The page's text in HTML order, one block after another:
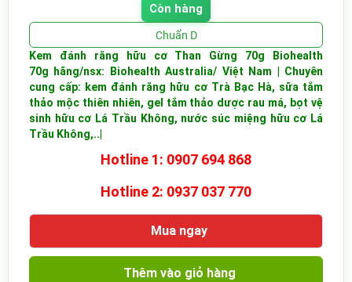
Còn hàng
Chuẩn D
Kem đánh răng hữu cơ Than Gừng 70g Biohealth
70g hãng/nsx: Biohealth Australia/ Việt Nam | Chuyên
cung cấp: kem đánh răng hữu cơ Trà Bạc Hà, sữa tắm
thảo mộc thiên nhiên, gel tắm thảo dược rau má, bọt vệ
sinh hữu cơ Lá Trầu Không, nước súc miệng hữu cơ Lá
Trầu Không,..|
Hotline 1: 0907 694 868
Hotline 2: 0937 037 770
Mua ngay
Thêm vào giỏ hàng